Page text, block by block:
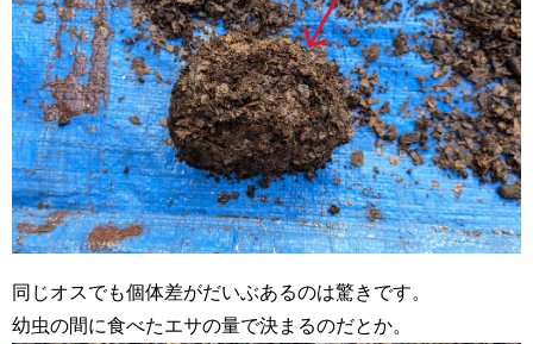
同じオスでも個体差がだいぶあるのは驚きです。
幼虫の間に食べたエサの量で決まるのだとか。